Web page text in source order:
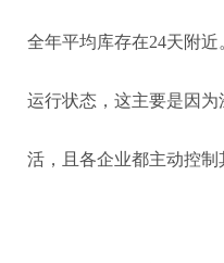
全年平均库存在24天附
运行状态，这主要是因
活，且各企业都主动控